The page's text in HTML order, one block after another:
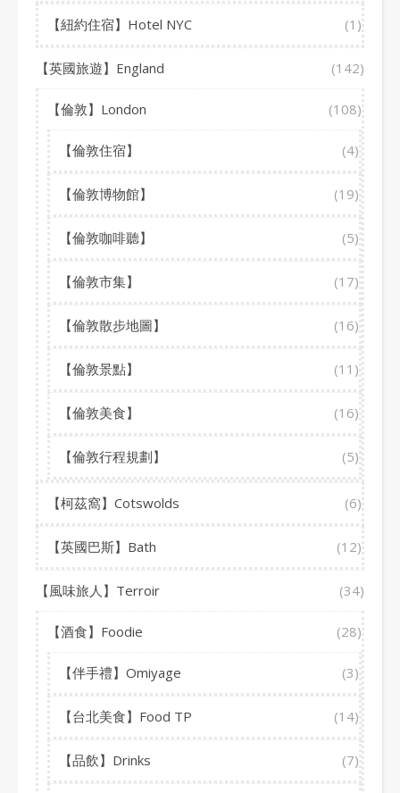
【紐約住宿】Hotel NYC (1)
【英國旅遊】England (142)
【倫敦】London (108)
【倫敦住宿】 (4)
【倫敦博物館】 (19)
【倫敦咖啡聽】 (5)
【倫敦市集】 (17)
【倫敦散步地圖】 (16)
【倫敦景點】 (11)
【倫敦美食】 (16)
【倫敦行程規劃】 (5)
【柯茲窩】Cotswolds (6)
【英國巴斯】Bath (12)
【風味旅人】Terroir (34)
【酒食】Foodie (28)
【伴手禮】Omiyage (3)
【台北美食】Food TP (14)
【品飲】Drinks (7)